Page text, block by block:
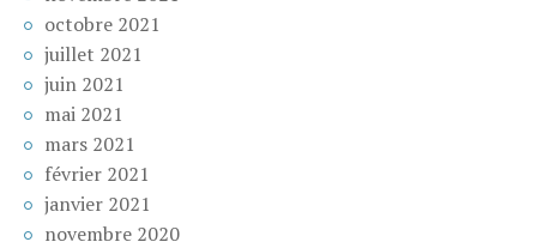
octobre 2021
juillet 2021
juin 2021
mai 2021
mars 2021
février 2021
janvier 2021
novembre 2020